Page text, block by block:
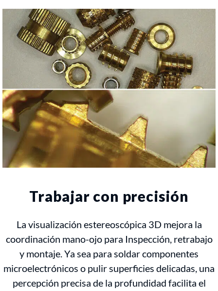
Trabajar con precisión
La visualización estereoscópica 3D mejora la
coordinación mano-ojo para Inspección, retrabajo
y montaje. Ya sea para soldar componentes
microelectrónicos o pulir superficies delicadas, una
percepción precisa de la profundidad facilita el